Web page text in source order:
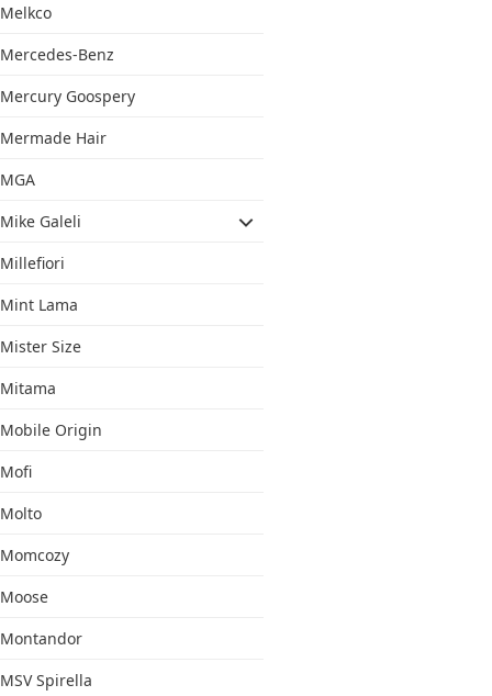
Melkco
Mercedes-Benz
Mercury Goospery
Mermade Hair
MGA
Mike Galeli
Millefiori
Mint Lama
Mister Size
Mitama
Mobile Origin
Mofi
Molto
Momcozy
Moose
Montandor
MSV Spirella